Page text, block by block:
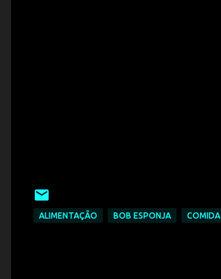
ALIMENTAÇÃO BOB ESPONJA COMIDA